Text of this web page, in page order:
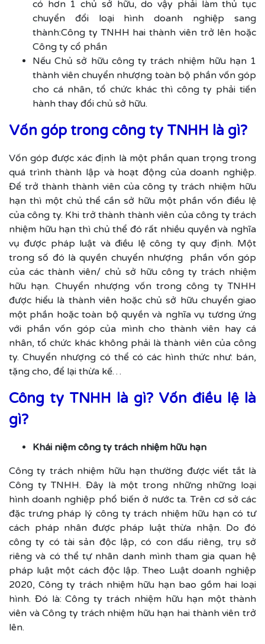
có hơn 1 chủ sở hữu, do vậy phải làm thủ tục
chuyển đổi loại hình doanh nghiệp sang
thành:Công ty TNHH hai thành viên trở lên hoặc
Công ty cổ phần
Nếu Chủ sở hữu công ty trách nhiệm hữu hạn 1
thành viên chuyển nhượng toàn bộ phần vốn góp
cho cá nhân, tổ chức khác thì công ty phải tiến
hành thay đổi chủ sở hữu.
Vốn góp trong công ty TNHH là gì?
Vốn góp được xác định là một phần quan trọng trong
quá trình thành lập và hoạt động của doanh nghiệp.
Để trở thành thành viên của công ty trách nhiệm hữu
hạn thì một chủ thể cần sở hữu một phần vốn điều lệ
của công ty. Khi trở thành thành viên của công ty trách
nhiệm hữu hạn thì chủ thể đó rất nhiều quyền và nghĩa
vụ được pháp luật và điều lệ công ty quy định. Một
trong số đó là quyền chuyển nhượng phần vốn góp
của các thành viên/ chủ sở hữu công ty trách nhiệm
hữu hạn. Chuyển nhượng vốn trong công ty TNHH
được hiểu là thành viên hoặc chủ sở hữu chuyển giao
một phần hoặc toàn bộ quyền và nghĩa vụ tương ứng
với phần vốn góp của mình cho thành viên hay cá
nhân, tổ chức khác không phải là thành viên của công
ty. Chuyển nhượng có thể có các hình thức như: bán,
tặng cho, để lại thừa kế…
Công ty TNHH là gì? Vốn điều lệ là
gì?
Khái niệm công ty trách nhiệm hữu hạn
Công ty trách nhiệm hữu hạn thường được viết tắt là
Công ty TNHH. Đây là một trong những những loại
hình doanh nghiệp phổ biến ở nước ta. Trên cơ sở các
đặc trưng pháp lý công ty trách nhiệm hữu hạn có tư
cách pháp nhân được pháp luật thừa nhận. Do đó
công ty có tài sản độc lập, có con dấu riêng, trụ sở
riêng và có thể tự nhân danh mình tham gia quan hệ
pháp luật một cách độc lập. Theo Luật doanh nghiệp
2020, Công ty trách nhiệm hữu hạn bao gồm hai loại
hình. Đó là: Công ty trách nhiệm hữu hạn một thành
viên và Công ty trách nhiệm hữu hạn hai thành viên trở
lên.